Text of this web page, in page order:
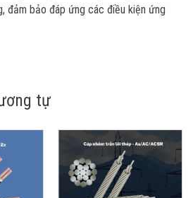
đảm bảo đáp ứng các điều kiện ứng
tự